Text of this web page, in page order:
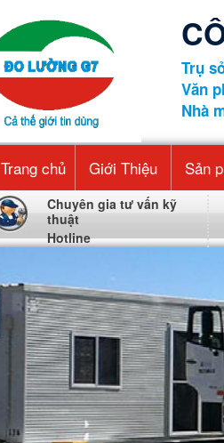
Trụ
Văn
Nhà
Trang chủ Giới Thiệu Sản
Chuyên gia tư vấn kỹ
thuật
Hotline